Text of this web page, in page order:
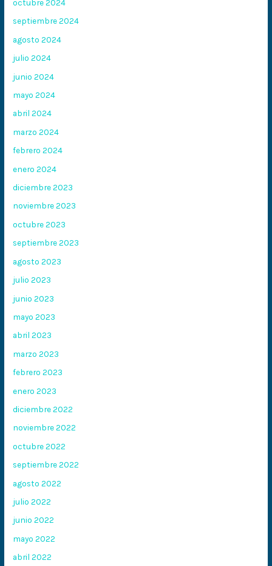
octubre 2024
septiembre 2024
agosto 2024
julio 2024
junio 2024
mayo 2024
abril 2024
marzo 2024
febrero 2024
enero 2024
diciembre 2023
noviembre 2023
octubre 2023
septiembre 2023
agosto 2023
julio 2023
junio 2023
mayo 2023
abril 2023
marzo 2023
febrero 2023
enero 2023
diciembre 2022
noviembre 2022
octubre 2022
septiembre 2022
agosto 2022
julio 2022
junio 2022
mayo 2022
abril 2022